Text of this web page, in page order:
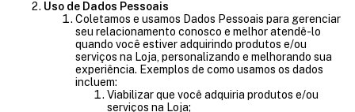
Uso de Dados Pessoais
Coletamos e usamos Dados Pessoais para gerenciar
seu relacionamento conosco e melhor atendê-lo
quando você estiver adquirindo produtos e/ou
serviços na Loja, personalizando e melhorando sua
experiência. Exemplos de como usamos os dados
incluem:
Viabilizar que você adquiria produtos e/ou
serviços na Loja;